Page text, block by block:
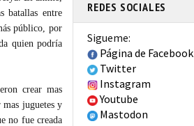
batallas entre
público, por
quien podría
crear mas
mas juguetes y
no fue creada
REDES SOCIALES
Sigueme:
Página de Facebook
Twitter
Instagram
Youtube
Mastodon